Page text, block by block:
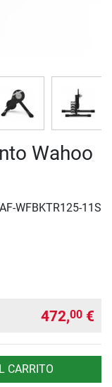
Wahoo
WFBKTR125-11S
472,00 €
CARRITO